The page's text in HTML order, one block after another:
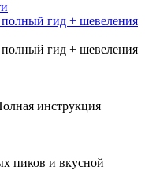
гид + шевеления
гид + шевеления
инструкция
пиков и вкусной